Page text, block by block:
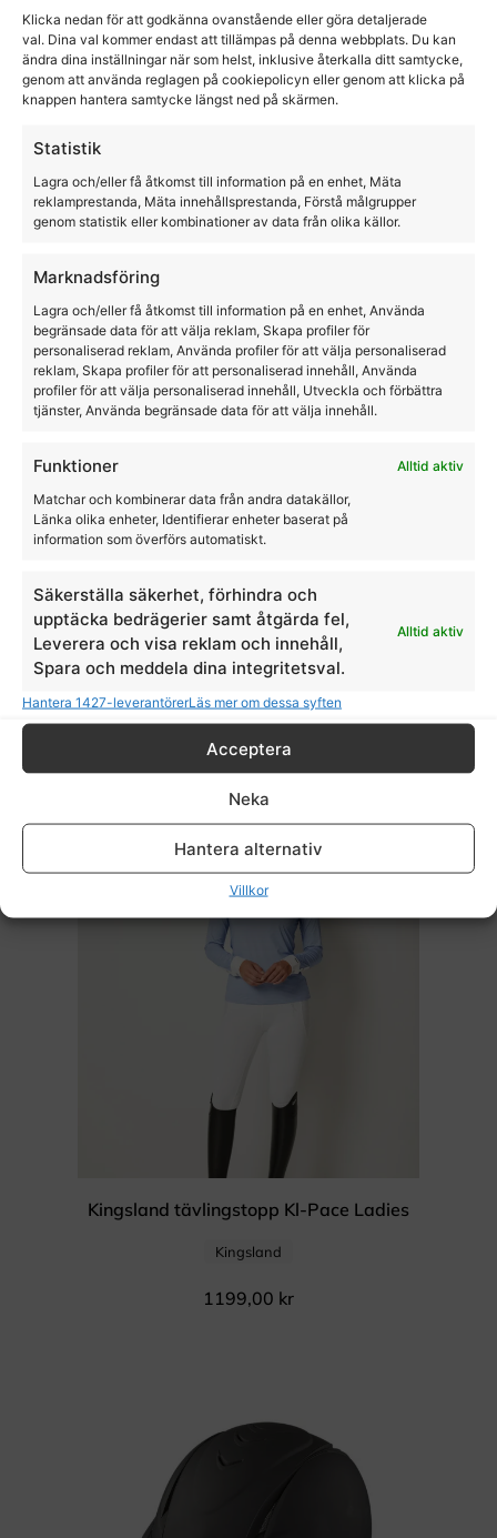
Klicka nedan för att godkänna ovanstående eller göra detaljerade
val. Dina val kommer endast att tillämpas på denna webbplats. Du kan
ändra dina inställningar när som helst, inklusive återkalla ditt samtycke,
genom att använda reglagen på cookiepolicyn eller genom att klicka på
knappen hantera samtycke längst ned på skärmen.
Statistik
Lagra och/eller få åtkomst till information på en enhet, Mäta
reklamprestanda, Mäta innehållsprestanda, Förstå målgrupper
genom statistik eller kombinationer av data från olika källor.
Marknadsföring
Lagra och/eller få åtkomst till information på en enhet, Använda
begränsade data för att välja reklam, Skapa profiler för
personaliserad reklam, Använda profiler för att välja personaliserad
reklam, Skapa profiler för att personaliserad innehåll, Använda
profiler för att välja personaliserad innehåll, Utveckla och förbättra
tjänster, Använda begränsade data för att välja innehåll.
Funktioner
Alltid aktiv
Matchar och kombinerar data från andra datakällor,
Länka olika enheter, Identifierar enheter baserat på
information som överförs automatiskt.
Säkerställa säkerhet, förhindra och
upptäcka bedrägerier samt åtgärda fel,
Leverera och visa reklam och innehåll,
Spara och meddela dina integritetsval.
Alltid aktiv
Hantera 1427-leverantörerLäs mer om dessa syften
Acceptera
Neka
Hantera alternativ
Villkor
Kingsland tävlingstop Cintia dam navy
Kingsland
779,00kr 500,00kr
Kortärmad tävlingstop dam KLbridget Ladies
Show Shirt
Kingsland
899,00kr
Kingsland tävlingstopp Kl-Pace Ladies
Kingsland
1199,00 kr